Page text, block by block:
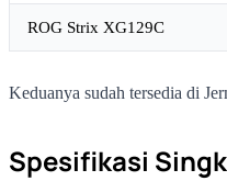
ROG Strix XG129C
Keduanya sudah tersedia di
Spesifikasi